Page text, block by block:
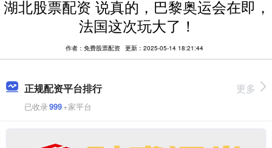
湖北股票配资 说真的，巴黎奥运会在即，
法国这次玩大了！
作者：免费股票配资 更新：2025-05-14 18:21:44
正规配资平台排行
已收录999+家平台
更多